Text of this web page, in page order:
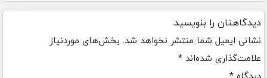
دیدگاهتان را بنویسید
نشانی ایمیل شما منتشر نخواهد شد. بخش‌های موردنیاز
علامت‌گذاری شده‌اند *